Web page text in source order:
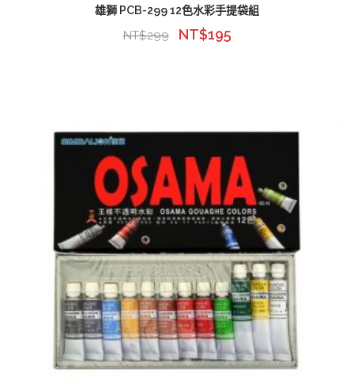
雄獅 PCB-299 12色水彩手提袋組
NT$299 NT$195